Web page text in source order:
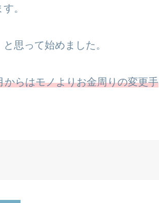
。
思って始めました。
らはモノよりお金周りの変更手